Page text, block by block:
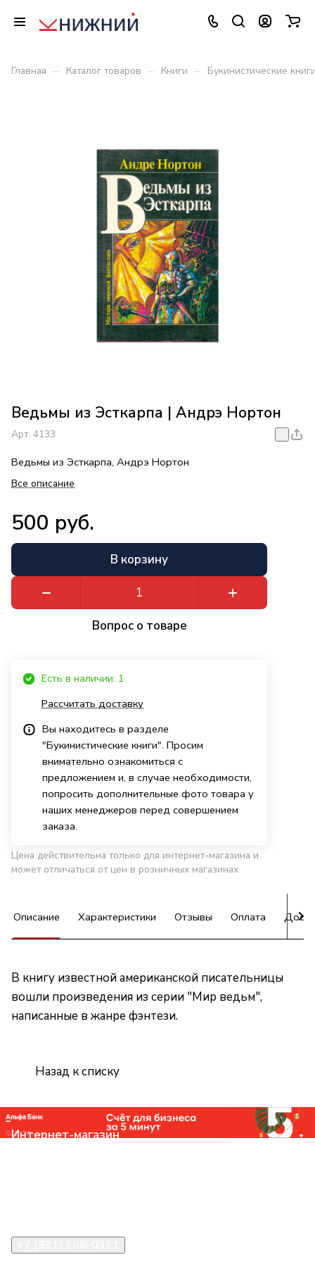
Главная – Каталог товаров – Книги – Букинистические
Ведьмы из Эсткарпа | Андрэ Нортон
Арт. 4133
Ведьмы из Эсткарпа, Андрэ Нортон
Все описание
500 руб.
В корзину
Вопрос о товаре
Есть в наличии: 1
Рассчитать доставку
Вы находитесь в разделе
"Букинистические книги". Просим
внимательно ознакомиться с
предложением и, в случае необходимости,
попросить дополнительные фото товара у
наших менеджеров перед совершением
заказа.
Цена действительна только для интернет-магазина и
может отличаться от цен в розничных магазинах
Описание Характеристики Отзывы Оплата
В книгу известной американской писательницы
вошли произведения из серии "Мир ведьм",
написанные в жанре фэнтези.
Назад к списку
Интернет-магазин